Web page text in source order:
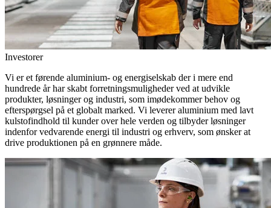
Investorer
Vi er et førende aluminium- og energiselskab der i mere end
hundrede år har skabt forretningsmuligheder ved at udvikle
produkter, løsninger og industri, som imødekommer behov og
efterspørgsel på et globalt marked. Vi leverer aluminium med lavt
kulstofindhold til kunder over hele verden og tilbyder løsninger
indenfor vedvarende energi til industri og erhverv, som ønsker at
drive produktionen på en grønnere måde.